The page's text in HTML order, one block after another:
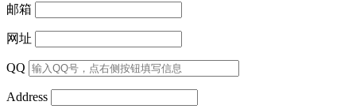
邮箱
网址
QQ
Address